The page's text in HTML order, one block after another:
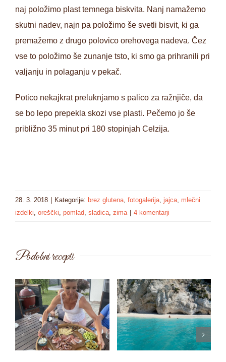
naj položimo plast temnega biskvita. Nanj namažemo
skutni nadev, najn pa položimo še svetli bisvit, ki ga
premažemo z drugo polovico orehovega nadeva. Čez
vse to položimo še zunanje tsto, ki smo ga prihranili pri
valjanju in polaganju v pekač.
Potico nekajkrat preluknjamo s palico za ražnjiče, da
se bo lepo prepekla skozi vse plasti. Pečemo jo še
približno 35 minut pri 180 stopinjah Celzija.
28. 3. 2018 | Kategorije: brez glutena fotogalerija jajca mlečni
izdelki oreščki pomlad sladica zima | 4 komentarji
Podobni recepti